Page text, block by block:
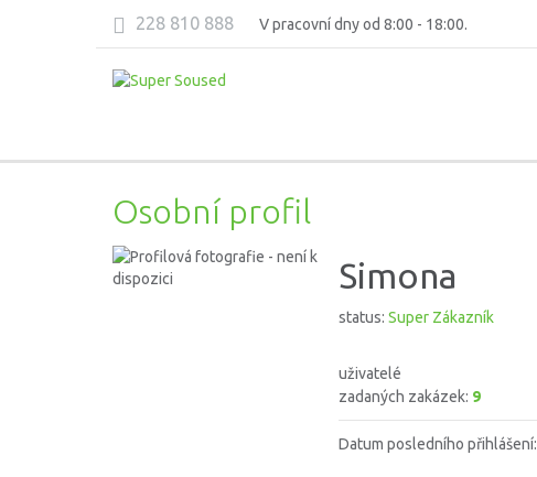
228 810 888 V pracovní dny od 8:00 - 18:00.
Osobní profil
Simona
status: Super Zákazník
uživatelé
zadaných zakázek: 9
Datum posledního přihlášení: